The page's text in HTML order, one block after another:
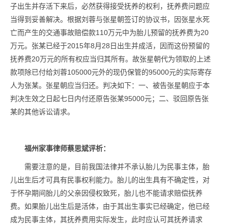
子出生并存活下来后，必然获得接受抚养的权利，抚养费问题应
当得到妥善解决。根据刘蓉与张星朝签订的协议书，因张星水死
亡而产生的交通事故赔偿款110万元中为胎儿预留的抚养费为20
万元。张某已经于2015年8月28日出生并成活，因而这份预留的
抚养费20万元的所有权应当归其所有。故张星朝代为领取的上述
款项除已付给刘蓉105000元外的现仍保管的95000元的实际寄存
人为张某。张星朝应当归还。判决如下：一、被告张星朝应于本
判决生效之日起七日内付还原告张某95000元；二、驳回原告张
某的其他诉讼请求。
福州家事律师蔡思斌评析：
需要注意的是，目前我国法律并不承认胎儿为民事主体，胎
儿出生后才可具有民事权利能力。胎儿的出生具有不确定性，对
于怀孕期间胎儿的父亲因侵权致死，胎儿也不能请求赔偿抚养
费。如果胎儿出生后是活体，由于其出生事实已经确定，他已经
成为民事主体，其抚养费用实际发生，此时应认可其抚养请求